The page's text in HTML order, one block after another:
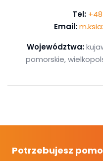
Tel:
Email:
Województwa:
pomorskie,
Potrzebujesz